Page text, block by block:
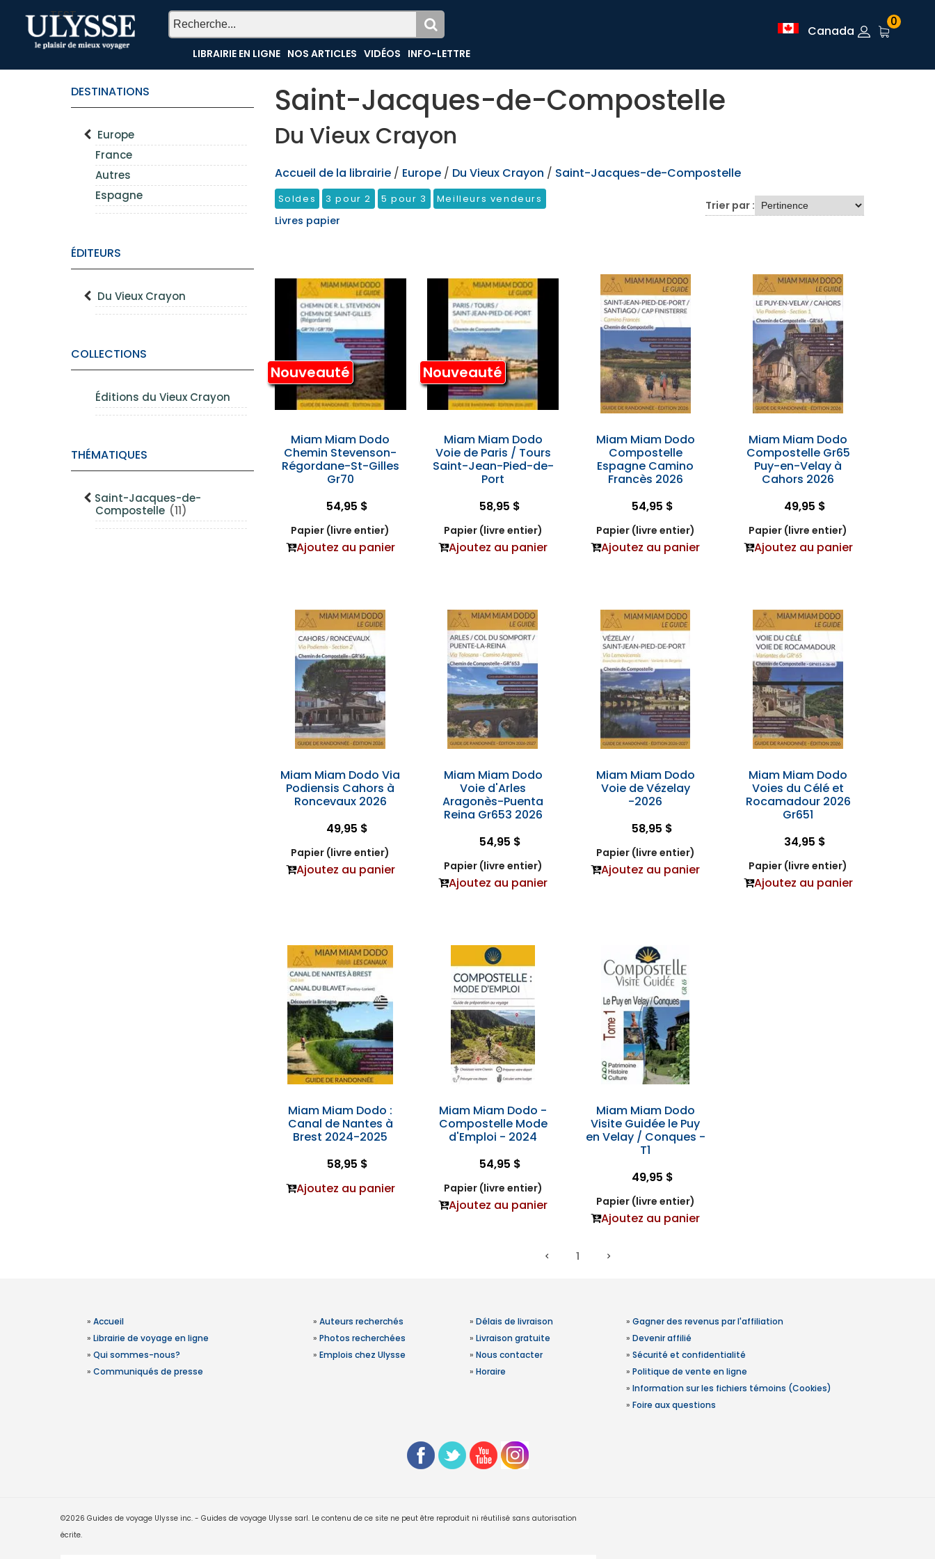
TEST
LIBRAIRIE EN LIGNE NOS ARTICLES VIDÉOS INFO-LETTRE
Canada
0
DESTINATIONS
Europe
France
Autres
Espagne
ÉDITEURS
Du Vieux Crayon
COLLECTIONS
Éditions du Vieux Crayon
THÉMATIQUES
Saint-Jacques-de-
Compostelle (11)
Saint-Jacques-de-Compostelle
Du Vieux Crayon
Accueil de la librairie / Europe / Du Vieux Crayon / Saint-Jacques-de-Compostelle
Soldes 3 pour 2 5 pour 3 Meilleurs vendeurs
Livres papier
Trier par :
Nouveauté
Miam Miam Dodo
Chemin Stevenson-
Régordane-St-Gilles
Gr70
54,95 $
Papier (livre entier)
Ajoutez au panier
Nouveauté
Miam Miam Dodo
Voie de Paris / Tours
Saint-Jean-Pied-de-
Port
58,95 $
Papier (livre entier)
Ajoutez au panier
Miam Miam Dodo
Compostelle
Espagne Camino
Francès 2026
54,95 $
Papier (livre entier)
Ajoutez au panier
Miam Miam Dodo
Compostelle Gr65
Puy-en-Velay à
Cahors 2026
49,95 $
Papier (livre entier)
Ajoutez au panier
Miam Miam Dodo Via
Podiensis Cahors à
Roncevaux 2026
49,95 $
Papier (livre entier)
Ajoutez au panier
Miam Miam Dodo
Voie d'Arles
Aragonès-Puenta
Reina Gr653 2026
54,95 $
Papier (livre entier)
Ajoutez au panier
Miam Miam Dodo
Voie de Vézelay
-2026
58,95 $
Papier (livre entier)
Ajoutez au panier
Miam Miam Dodo
Voies du Célé et
Rocamadour 2026
Gr651
34,95 $
Papier (livre entier)
Ajoutez au panier
Miam Miam Dodo :
Canal de Nantes à
Brest 2024-2025
58,95 $
Ajoutez au panier
Miam Miam Dodo -
Compostelle Mode
d'Emploi - 2024
54,95 $
Papier (livre entier)
Ajoutez au panier
Miam Miam Dodo
Visite Guidée le Puy
en Velay / Conques -
T1
49,95 $
Papier (livre entier)
Ajoutez au panier
1
» Accueil
» Librairie de voyage en ligne
» Qui sommes-nous?
» Communiqués de presse
» Auteurs recherchés
» Photos recherchées
» Emplois chez Ulysse
» Délais de livraison
» Livraison gratuite
» Nous contacter
» Horaire
» Gagner des revenus par l'affiliation
» Devenir affilié
» Sécurité et confidentialité
» Politique de vente en ligne
» Information sur les fichiers témoins (Cookies)
» Foire aux questions
©2026 Guides de voyage Ulysse inc. - Guides de voyage Ulysse sarl. Le contenu de ce site ne peut être reproduit ni réutilisé sans autorisation
écrite.